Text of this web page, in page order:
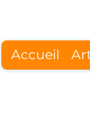
Accueil